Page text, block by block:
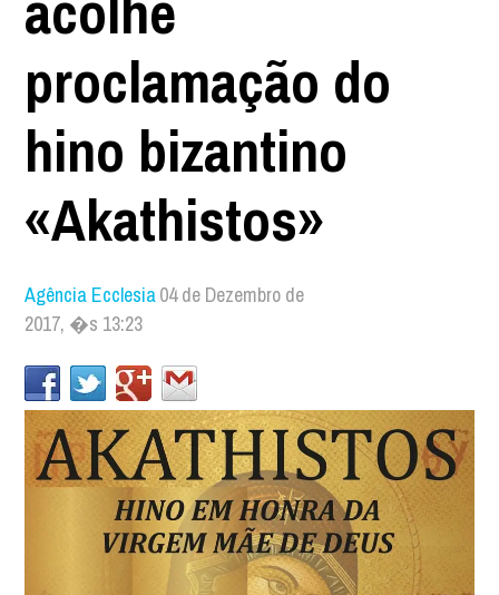
proclamação do
hino bizantino
«Akathistos»
Agência Ecclesia04 de Dezembro de
2017, �s 13:23